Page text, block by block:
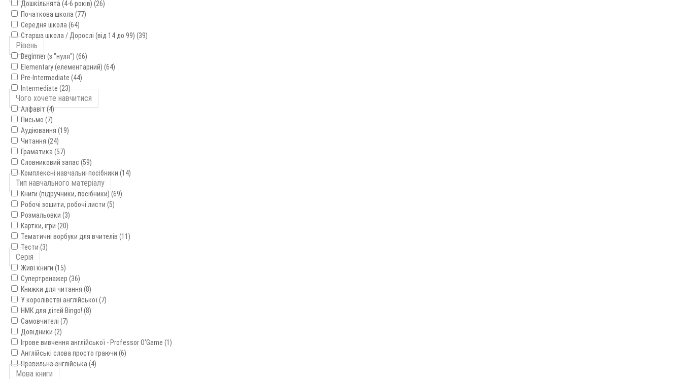
Дошкільнята (4-6 років) (26)
Початкова школа (77)
Середня школа (64)
Старша школа / Дорослі (від 14 до 99) (39)
Рівень
Beginner (з "нуля") (66)
Elementary (елементарний) (64)
Pre-Intermediate (44)
Intermediate (23)
Чого хочете навчитися
Алфавіт (4)
Письмо (7)
Аудіювання (19)
Читання (24)
Граматика (57)
Словниковий запас (59)
Комплексні навчальні посібники (14)
Тип навчального матеріалу
Книги (підручники, посібники) (69)
Робочі зошити, робочі листи (5)
Розмальовки (3)
Картки, ігри (20)
Тематичні ворбуки для вчителів (11)
Тести (3)
Серія
Живі книги (15)
Супертренажер (36)
Книжки для читання (8)
У королівстві англійської (7)
НМК для дітей Bingo! (8)
Самовчителі (7)
Довідники (2)
Ігрове вивчення англійської - Professor O'Game (1)
Англійські слова просто граючи (6)
Правильна англійська (4)
Мова книги